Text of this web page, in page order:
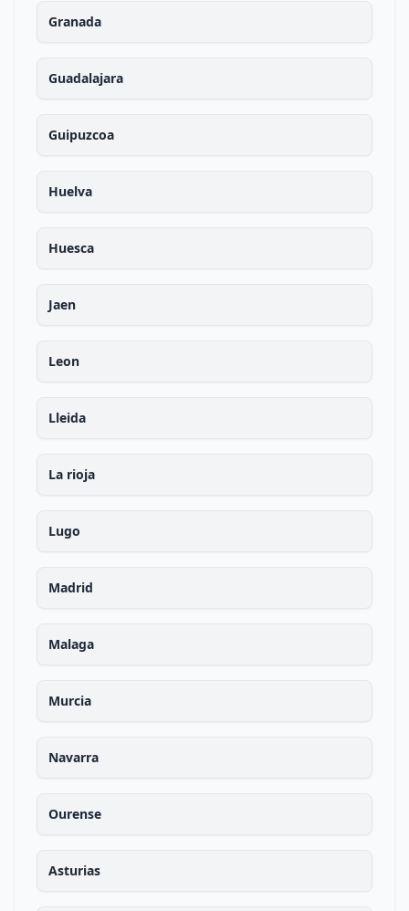
Granada
Guadalajara
Guipuzcoa
Huelva
Huesca
Jaen
Leon
Lleida
La rioja
Lugo
Madrid
Malaga
Murcia
Navarra
Ourense
Asturias